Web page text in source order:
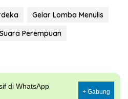
Gelar Lomba Menulis
Suara Perempuan
di WhatsApp
+ Gabung